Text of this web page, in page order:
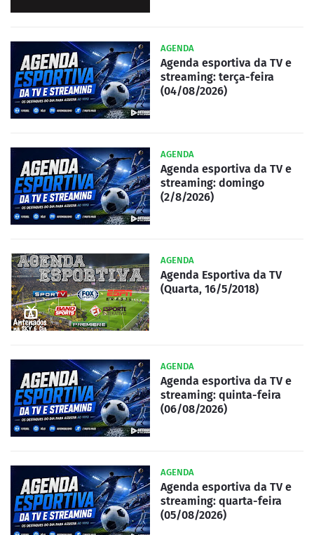
AGENDA
Agenda esportiva da TV e
streaming: terça-feira
(04/08/2026)
AGENDA
Agenda esportiva da TV e
streaming: domingo
(2/8/2026)
AGENDA
Agenda Esportiva da TV
(Quarta, 16/5/2018)
AGENDA
Agenda esportiva da TV e
streaming: quinta-feira
(06/08/2026)
AGENDA
Agenda esportiva da TV e
streaming: quarta-feira
(05/08/2026)